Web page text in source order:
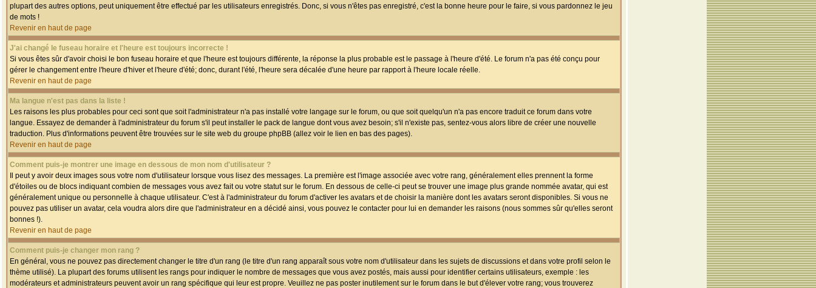
plupart des autres options, peut uniquement être effectué par les utilisateurs enregistrés. Donc, si vous n'êtes pas enregistré, c'est la bonne heure pour le faire, si vous pardonnez le jeu
de mots !
Revenir en haut de page
J'ai changé le fuseau horaire et l'heure est toujours incorrecte !
Si vous êtes sûr d'avoir choisi le bon fuseau horaire et que l'heure est toujours différente, la réponse la plus probable est le passage à l'heure d'été. Le forum n'a pas été conçu pour
gérer le changement entre l'heure d'hiver et l'heure d'été; donc, durant l'été, l'heure sera décalée d'une heure par rapport à l'heure locale réelle.
Revenir en haut de page
Ma langue n'est pas dans la liste !
Les raisons les plus probables pour ceci sont que soit l'administrateur n'a pas installé votre langage sur le forum, ou que soit quelqu'un n'a pas encore traduit ce forum dans votre
langue. Essayez de demander à l'administrateur du forum s'il peut installer le pack de langue dont vous avez besoin; s'il n'existe pas, sentez-vous alors libre de créer une nouvelle
traduction. Plus d'informations peuvent être trouvées sur le site web du groupe phpBB (allez voir le lien en bas des pages).
Revenir en haut de page
Comment puis-je montrer une image en dessous de mon nom d'utilisateur ?
Il peut y avoir deux images sous votre nom d'utilisateur lorsque vous lisez des messages. La première est l'image associée avec votre rang, généralement elles prennent la forme
d'étoiles ou de blocs indiquant combien de messages vous avez fait ou votre statut sur le forum. En dessous de celle-ci peut se trouver une image plus grande nommée avatar, qui est
généralement unique ou personnelle à chaque utilisateur. C'est à l'administrateur du forum d'activer les avatars et de choisir la manière dont les avatars seront disponibles. Si vous ne
pouvez pas utiliser un avatar, cela voudra alors dire que l'administrateur en a décidé ainsi, vous pouvez le contacter pour lui en demander les raisons (nous sommes sûr qu'elles seront
bonnes !).
Revenir en haut de page
Comment puis-je changer mon rang ?
En général, vous ne pouvez pas directement changer le titre d'un rang (le titre d'un rang apparaît sous votre nom d'utilisateur dans les sujets de discussions et dans votre profil selon le
thème utilisé). La plupart des forums utilisent les rangs pour indiquer le nombre de messages que vous avez postés, mais aussi pour identifier certains utilisateurs, exemple : les
modérateurs et administrateurs peuvent avoir un rang spécifique qui leur est propre. Veuillez ne pas poster inutilement sur le forum dans le but d'élever votre rang; vous trouverez